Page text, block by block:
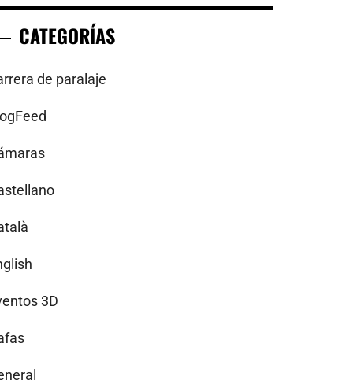
CATEGORÍAS
de paralaje
3D